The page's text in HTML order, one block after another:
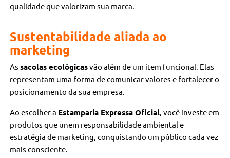
qualidade que valorizam sua marca.
Sustentabilidade aliada ao
marketing
Assacolas ecológicasvão além de um item funcional. Elas
representam uma forma de comunicar valores e fortalecer o
posicionamento da sua empresa.
Ao escolher a Estamparia Expressa Oficial, você investe em
produtos que unem responsabilidade ambiental e
estratégia de marketing, conquistando um público cada vez
mais consciente.